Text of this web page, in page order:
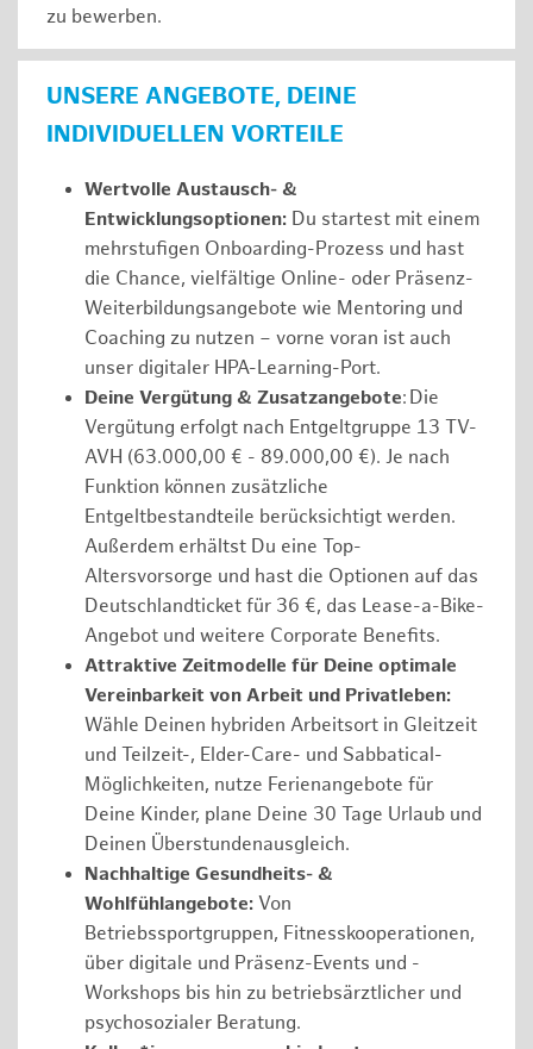
zu bewerben.
UNSERE ANGEBOTE, DEINE
INDIVIDUELLEN VORTEILE
Wertvolle Austausch- &
Entwicklungsoptionen: Du startest mit einem
mehrstufigen Onboarding-Prozess und hast
die Chance, vielfältige Online- oder Präsenz-
Weiterbildungsangebote wie Mentoring und
Coaching zu nutzen – vorne voran ist auch
unser digitaler HPA-Learning-Port.
Deine Vergütung & Zusatzangebote: Die
Vergütung erfolgt nach Entgeltgruppe 13 TV-
AVH (63.000,00 € - 89.000,00 €). Je nach
Funktion können zusätzliche
Entgeltbestandteile berücksichtigt werden.
Außerdem erhältst Du eine Top-
Altersvorsorge und hast die Optionen auf das
Deutschlandticket für 36 €, das Lease-a-Bike-
Angebot und weitere Corporate Benefits.
Attraktive Zeitmodelle für Deine optimale
Vereinbarkeit von Arbeit und Privatleben:
Wähle Deinen hybriden Arbeitsort in Gleitzeit
und Teilzeit-, Elder-Care- und Sabbatical-
Möglichkeiten, nutze Ferienangebote für
Deine Kinder, plane Deine 30 Tage Urlaub und
Deinen Überstundenausgleich.
Nachhaltige Gesundheits- &
Wohlfühlangebote: Von
Betriebssportgruppen, Fitnesskooperationen,
über digitale und Präsenz-Events und -
Workshops bis hin zu betriebsärztlicher und
psychosozialer Beratung.